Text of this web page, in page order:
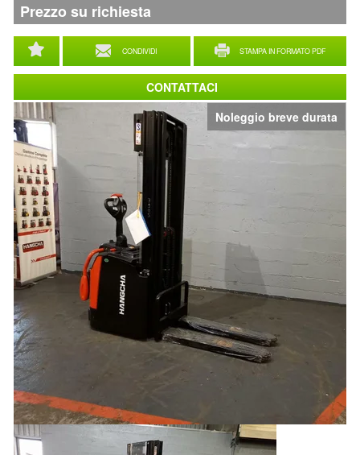
Noleggio breve durata
CONDIVIDI STAMPA IN FORMATO PDF
Prezzo su richiesta
CONTATTACI